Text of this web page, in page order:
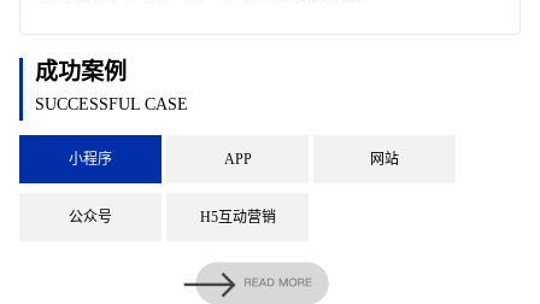
成功案例
SUCCESSFUL CASE
小程序 APP 网站
公众号 H5互动营销